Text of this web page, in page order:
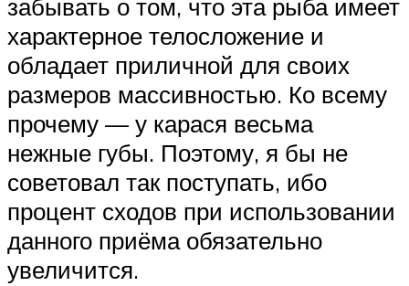
забывать о том, что эта рыба имеет
характерное телосложение и
обладает приличной для своих
размеров массивностью. Ко всему
прочему — у карася весьма
нежные губы. Поэтому, я бы не
советовал так поступать, ибо
процент сходов при использовании
данного приёма обязательно
увеличится.